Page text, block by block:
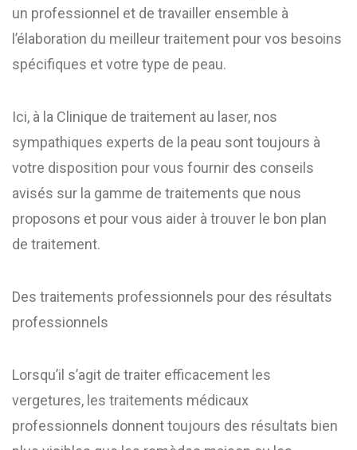
un professionnel et de travailler ensemble à
l’élaboration du meilleur traitement pour vos besoins
spécifiques et votre type de peau.
Ici, à la Clinique de traitement au laser, nos
sympathiques experts de la peau sont toujours à
votre disposition pour vous fournir des conseils
avisés sur la gamme de traitements que nous
proposons et pour vous aider à trouver le bon plan
de traitement.
Des traitements professionnels pour des résultats
professionnels
Lorsqu’il s’agit de traiter efficacement les
vergetures, les traitements médicaux
professionnels donnent toujours des résultats bien